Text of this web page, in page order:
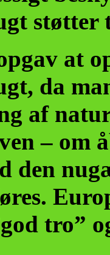
at
da
af
– om
den
tro”